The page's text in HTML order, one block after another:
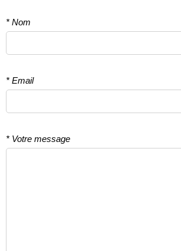
* Nom
* Email
* Votre message